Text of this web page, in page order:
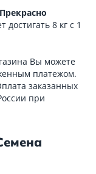
Прекрасно
8 кг с 1
Вы можете
платежом.
заказанных
при